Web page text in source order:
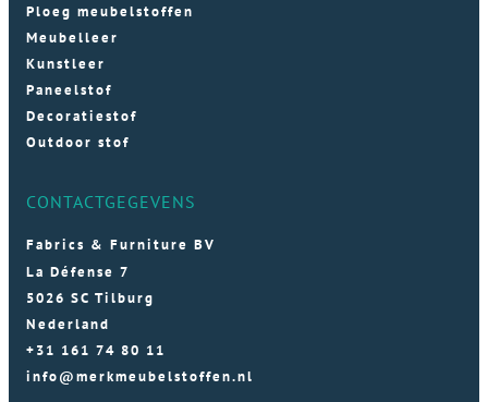
Ploeg meubelstoffen
Meubelleer
Kunstleer
Paneelstof
Decoratiestof
Outdoor stof
CONTACTGEGEVENS
Fabrics & Furniture BV
La Défense 7
5026 SC Tilburg
Nederland
+31 161 74 80 11
info@merkmeubelstoffen.nl